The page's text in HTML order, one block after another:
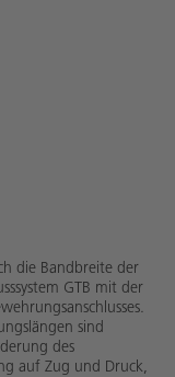
die Bandbreite der
GTB mit der
sind
des
auf Zug und Druck,